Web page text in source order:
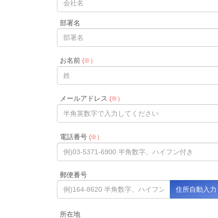
部署名
お名前(※）
メールアドレス (※）
電話番号(※）
郵便番号
所在地